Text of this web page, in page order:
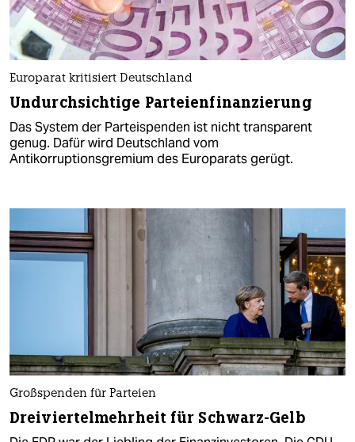
Europarat kritisiert Deutschland
Undurchsichtige Parteienfinanzierung
Das System der Parteispenden ist nicht transparent
genug. Dafür wird Deutschland vom
Antikorruptionsgremium des Europarats gerügt.
Großspenden für Parteien
Dreiviertelmehrheit für Schwarz-Gelb